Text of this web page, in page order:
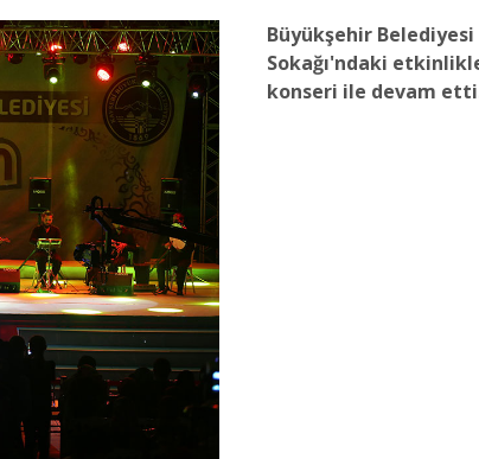
Büyükşehir Belediyesi
Sokağı'ndaki
konseri ile devam